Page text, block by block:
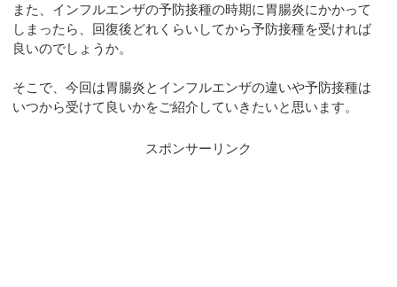
また、インフルエンザの予防接種の時期に胃腸炎にかかって
しまったら、回復後どれくらいしてから予防接種を受ければ
良いのでしょうか。
そこで、今回は胃腸炎とインフルエンザの違いや予防接種は
いつから受けて良いかをご紹介していきたいと思います。
スポンサーリンク